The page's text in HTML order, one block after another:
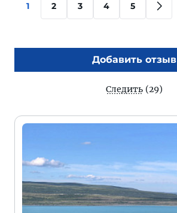
1 2 3 4 5
Добавить отзыв
Следить (29)